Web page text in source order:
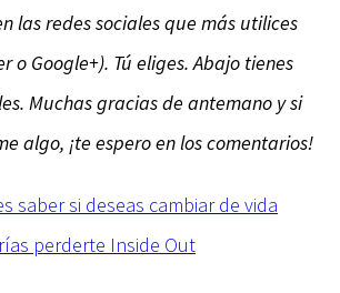
las redes sociales que más utilices
o Google+). Tú eliges. Abajo tienes
Muchas gracias de antemano y si
algo, ¡te espero en los comentarios!
saber si deseas cambiar de vida
perderte Inside Out